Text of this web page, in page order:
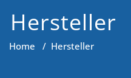
Hersteller
Home / Hersteller